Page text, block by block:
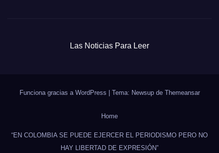
Las Noticias Para Leer
Funciona gracias a WordPress Tema: Newsup de Themeansar
Home
“EN COLOMBIA SE PUEDE EJERCER EL PERIODISMO PERO NO
HAY LIBERTAD DE EXPRESIÓN”